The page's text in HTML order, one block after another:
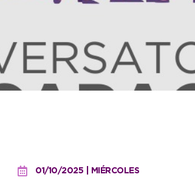
01/10/2025 | MIÉRCOLES